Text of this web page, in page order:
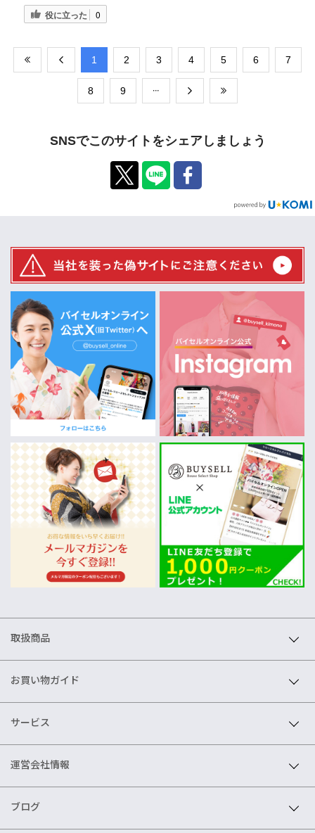
役に立った 0
​1 ​2 ​3 ​4 ​5 ​6 ​7
​8 ​9
SNSでこのサイトをシェアしましょう
取扱商品
お買い物ガイド
サービス
運営会社情報
ブログ